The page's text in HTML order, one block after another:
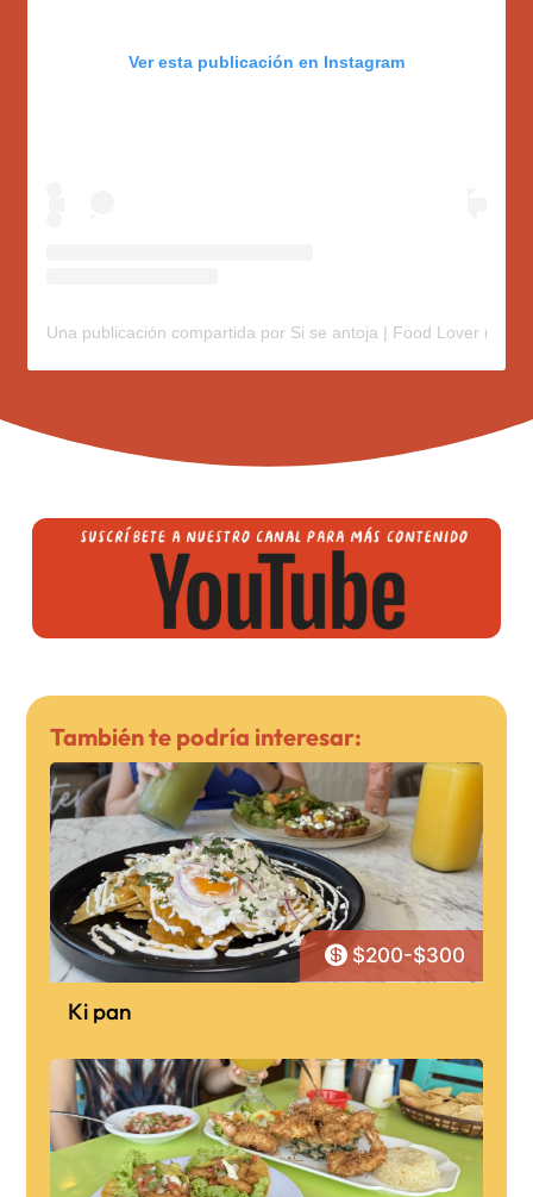
Ver esta publicación en Instagram
Una publicación compartida por Si se antoja | Food Lover
También te podría interesar:
 $200-$300
Ki pan